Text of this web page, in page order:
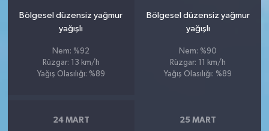
Bölgesel düzensiz yağmur
yağışlı
Nem: %92
Rüzgar: 13 km/h
Yağış Olasılığı: %89
Bölgesel düzensiz yağmur
yağışlı
Nem: %90
Rüzgar: 11 km/h
Yağış Olasılığı: %89
24 MART 25 MART